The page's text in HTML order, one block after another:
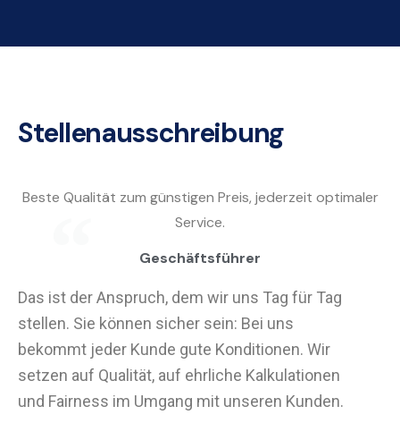
Stellenausschreibung
Beste Qualität zum günstigen Preis, jederzeit optimaler
Service.
Geschäftsführer
Das ist der Anspruch, dem wir uns Tag für Tag
stellen. Sie können sicher sein: Bei uns
bekommt jeder Kunde gute Konditionen. Wir
setzen auf Qualität, auf ehrliche Kalkulationen
und Fairness im Umgang mit unseren Kunden.